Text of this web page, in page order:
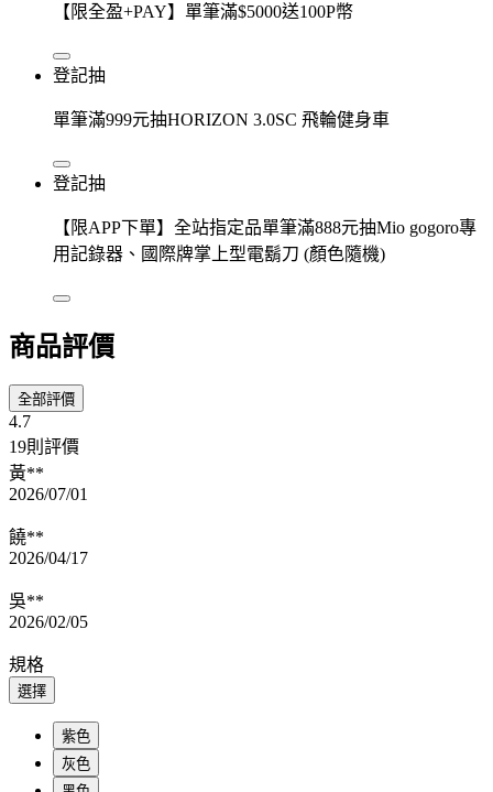
【限全盈+PAY】單筆滿$5000送100P幣
登記抽
單筆滿999元抽HORIZON 3.0SC 飛輪健身車
登記抽
【限APP下單】全站指定品單筆滿888元抽Mio gogoro專
用記錄器、國際牌掌上型電鬍刀 (顏色隨機)
商品評價
全部評價
4.7
19則評價
黃**
2026/07/01
饒**
2026/04/17
吳**
2026/02/05
規格
選擇
紫色
灰色